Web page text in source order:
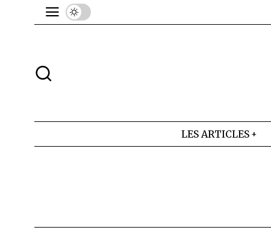
LES ARTICLES